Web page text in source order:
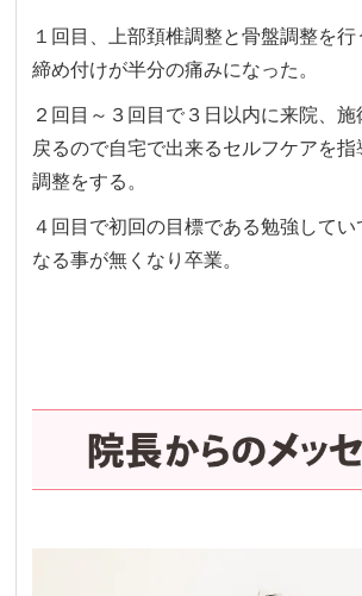
１回目、上部頚椎調整と骨盤調整を
締め付けが半分の痛みになった。
２回目～３回目で３日以内に来院、
戻るので自宅で出来るセルフケアを
調整をする。
４回目で初回の目標である勉強してい
なる事が無くなり卒業。